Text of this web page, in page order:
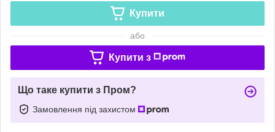
Купити
або
Купити з
Що таке купити з Пром?
Замовлення під захистом